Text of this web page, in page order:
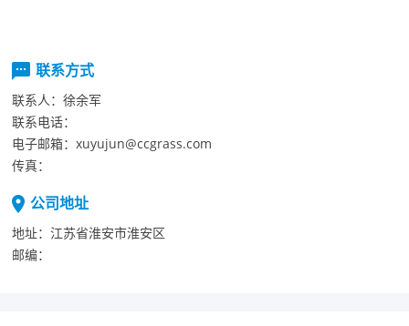
联系方式
联系人： 徐余军
联系电话：
电子邮箱： xuyujun@ccgrass.com
传真：
公司地址
地址： 江苏省淮安市淮安区
邮编：